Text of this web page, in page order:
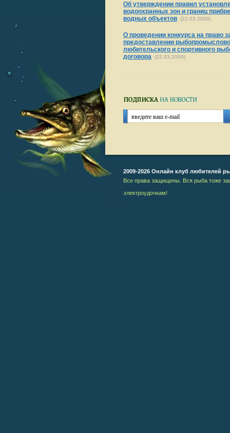
Об утверждении правил
водоохранных зон и границ
водных объектов (22.03.2009)
О проведении конкурса на право
предоставлении
любительского и спортивного
договора (22.03.2009)
2009-2026 Онлайн клуб любителей
Все права защищены. Вся рыба тоже
электроудочкам!